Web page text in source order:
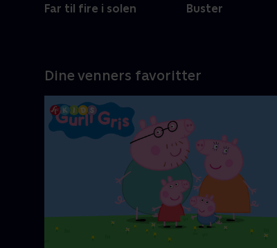
Far til fire i solen Buster
Dine venners favoritter